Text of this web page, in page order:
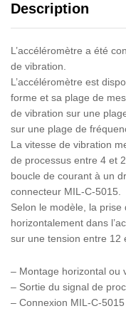
Description
L’accéléromètre a été
de vibration.
L’accéléromètre est
forme et sa plage de
de vibration sur une
sur une plage de
La vitesse de vibration
de processus entre 4 et
boucle de courant à un
connecteur MIL-C-5015.
Selon le modèle, la prise
horizontalement dans
sur une tension entre 12
– Montage horizontal ou
– Sortie du signal de
– Connexion MIL-C-5015